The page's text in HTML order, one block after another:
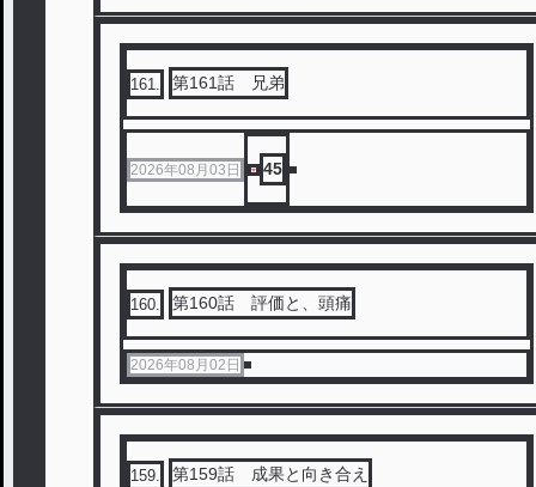
161. 第161話 兄弟
2026年08月03日 45
160. 第160話 評価と、頭痛
2026年08月02日
159. 第159話 成果と向き合え